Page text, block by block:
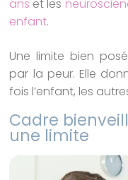
ans et les
enfant.
Une limite bien
par la peur. Elle
fois l’enfant, les
Cadre
une limite